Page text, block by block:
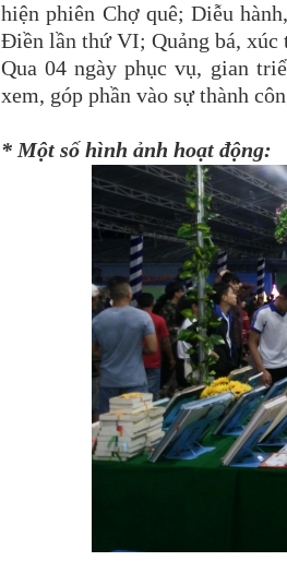
hiện phiên Chợ quê; Diễu
Điền lần thứ VI; Quảng bá,
Qua 04 ngày phục vụ, gian
xem, góp phần vào sự thành
* Một số hình ảnh hoạt động: